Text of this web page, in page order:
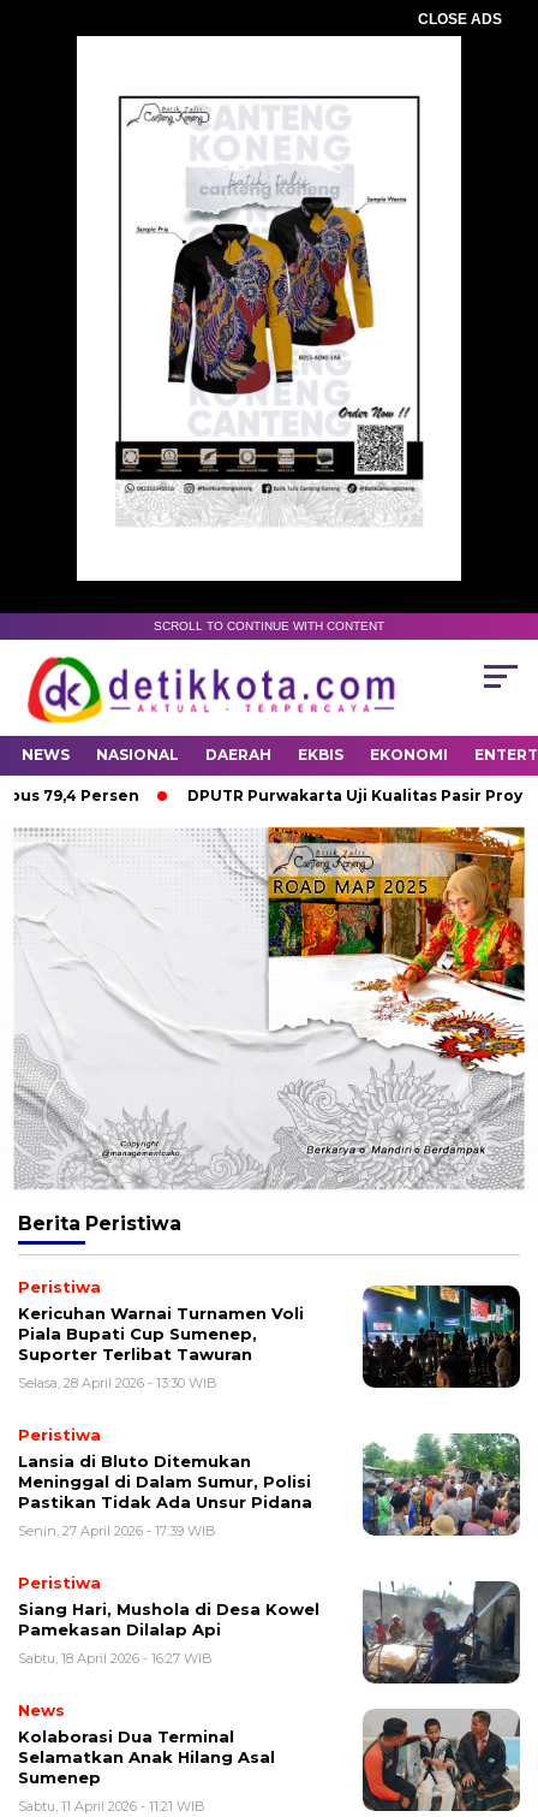
CLOSE ADS
SCROLL TO CONTINUE WITH CONTENT
NEWS NASIONAL DAERAH EKBIS EKONOMI
79,4 Persen DPUTR Purwakarta Uji Kualitas Pasir
Berita Peristiwa
Peristiwa
Kericuhan Warnai Turnamen Voli
Piala Bupati Cup Sumenep,
Suporter Terlibat Tawuran
Selasa, 28 April 2026 - 13:30 WIB
Peristiwa
Lansia di Bluto Ditemukan
Meninggal di Dalam Sumur, Polisi
Pastikan Tidak Ada Unsur Pidana
Senin, 27 April 2026 - 17:39 WIB
Peristiwa
Siang Hari, Mushola di Desa Kowel
Pamekasan Dilalap Api
Sabtu, 18 April 2026 - 16:27 WIB
News
Kolaborasi Dua Terminal
Selamatkan Anak Hilang Asal
Sumenep
Sabtu, 11 April 2026 - 11:21 WIB